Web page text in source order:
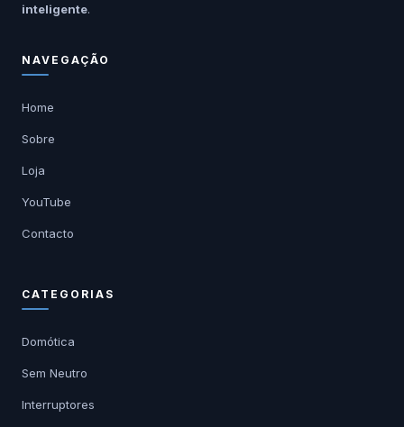
inteligente.
NAVEGAÇÃO
Home
Sobre
Loja
YouTube
Contacto
CATEGORIAS
Domótica
Sem Neutro
Interruptores